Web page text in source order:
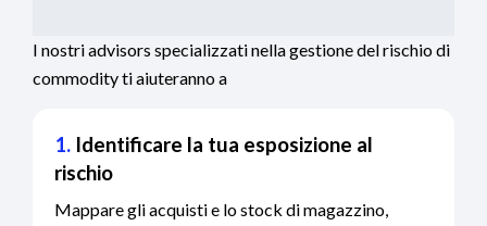
I nostri advisors specializzati nella gestione del rischio di
commodity ti aiuteranno a
1. Identificare la tua esposizione al
rischio
Mappare gli acquisti e lo stock di magazzino,